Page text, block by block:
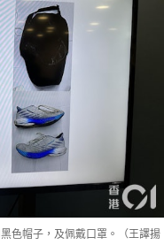
色帽子，及佩戴口罩。（王譯揚